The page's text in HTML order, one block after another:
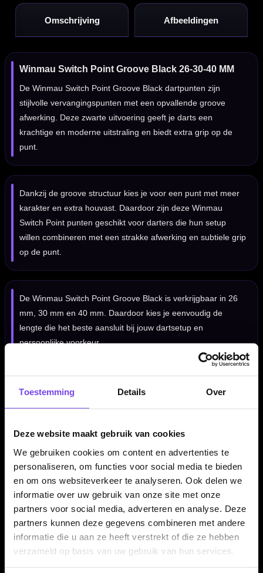
Toestemming Details Over
Deze website maakt gebruik van cookies
We gebruiken cookies om content en advertenties te
personaliseren, om functies voor social media te bieden
en om ons websiteverkeer te analyseren. Ook delen we
informatie over uw gebruik van onze site met onze
partners voor social media, adverteren en analyse. Deze
partners kunnen deze gegevens combineren met andere
informatie die u aan ze heeft verstrekt of die ze hebben
verzameld op basis van uw gebruik van hun services.
Omschrijving Afbeeldingen
Winmau Switch Point Groove Black 26-30-40 MM
De Winmau Switch Point Groove Black dartpunten zijn
stijlvolle vervangingspunten met een opvallende groove
afwerking. Deze zwarte uitvoering geeft je darts een
krachtige en moderne uitstraling en biedt extra grip op de
punt.
Dankzij de groove structuur kies je voor een punt met meer
karakter en extra houvast. Daardoor zijn deze Winmau
Switch Point punten geschikt voor darters die hun setup
willen combineren met een strakke afwerking en subtiele grip
op de punt.
De Winmau Switch Point Groove Black is verkrijgbaar in 26
mm, 30 mm en 40 mm. Daardoor kies je eenvoudig de
lengte die het beste aansluit bij jouw dartsetup en
persoonlijke voorkeur.
26-30-40 MM
✓ Groove uitvoering voor extra houvast
Krachtige en moderne uitstraling
Dartpunt Kleur:Zwart
Dartpunt Lengte:26 mm / 30 mm / 40 mm
Dartpunt Soort:Groove punt
Merk:Winmau